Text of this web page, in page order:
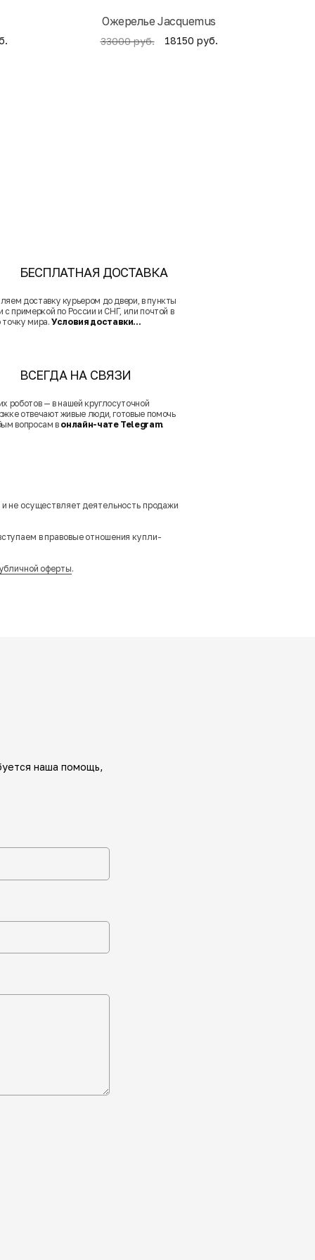
Ожерелье Jacquemus
33000 руб. 18150 руб.
БЕСПЛАТНАЯ ДОСТАВКА
доставку курьером до двери, в пункты
с примеркой по России и СНГ, или почтой в
мира.Условия доставки...
ВСЕГДА НА СВЯЗИ
роботов — в нашей круглосуточной
отвечают живые люди, готовые помочь
вопросам в онлайн-чате Telegram.
не осуществляет деятельность продажи
в правовые отношения купли-
оферты.
наша помощь,